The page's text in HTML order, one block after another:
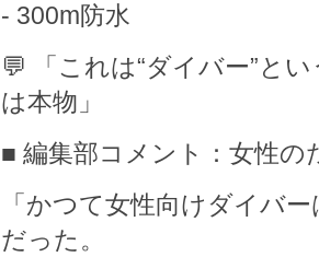
- 300m防水
💬 「これは“ダイバー”と
は本物」
■ 編集部コメント：女性の
「かつて女性向けダイバ
だった。